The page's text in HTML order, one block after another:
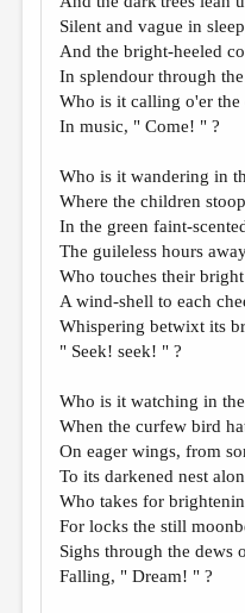
ПУБЛИЦИСТИКА
РЕЦЕНЗИРОВАНИЕ
ЦИКЛЫ ПУБЛИКАЦИЙ
МЕДИА
ВКОНТАКТЕ
Silent and vague in
And the bright-heeled
In splendour through
Who is it calling o'er the
In music, " Come! " ?
Who is it wandering in
Where the children
In the green faint-
The guileless hours
Who touches their
A wind-shell to each
Whispering betwixt its
" Seek! seek! " ?
Who is it watching in
When the curfew bird
On eager wings, from
To its darkened nest
Who takes for
For locks the still
Sighs through the dews
Falling, " Dream! " ?